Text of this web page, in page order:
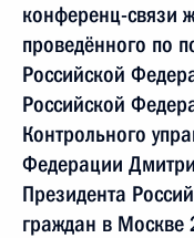
конференц-связи
проведённого по
Российской
Российской
Контрольного
Федерации
Президента
граждан в